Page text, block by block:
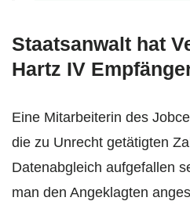
Staatsanwalt hat
Hartz IV
Eine Mitarbeiterin des
die zu Unrecht getätigten
Datenabgleich aufgefallen
man den Angeklagten